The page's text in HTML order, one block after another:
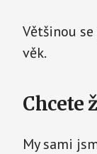
Většinou
věk.
Chcete
My sami